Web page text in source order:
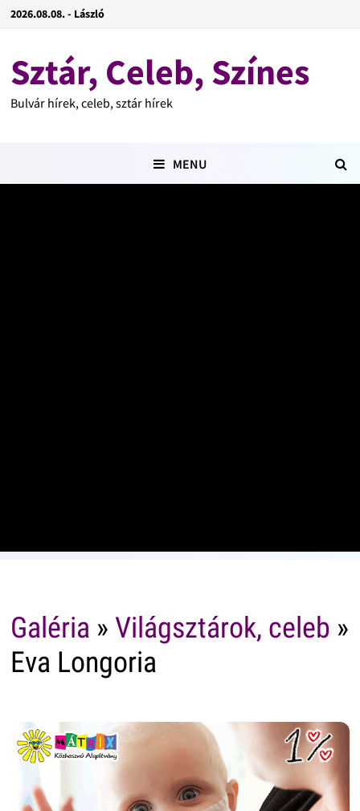
2026.08.08. - László
Sztár, Celeb, Színes
Bulvár hírek, celeb, sztár hírek
MENU
Galéria » Világsztárok, celeb »
Eva Longoria